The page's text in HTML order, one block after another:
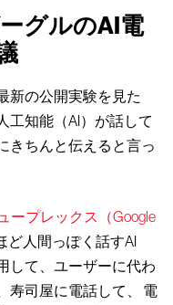
グルのAI電
新の公開実験を見た
工知能（AI）が話して
きちんと伝えると言っ
ープレックス（Google
ど人間っぽく話すAI
して、ユーザーに代わ
寿司屋に電話して、 電